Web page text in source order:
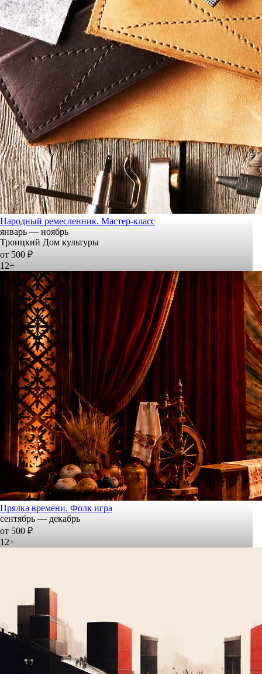
Народный ремесленник. Мастер-класс
январь — ноябрь
Троицкий Дом культуры
от 500 ₽
12+
Прялка времени. Фолк игра
сентябрь — декабрь
от 500 ₽
12+